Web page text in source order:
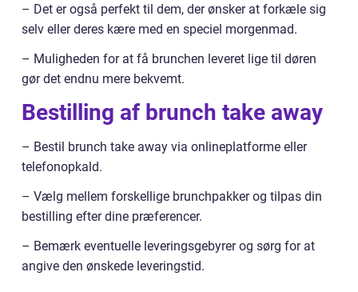
– Det er også perfekt til dem, der ønsker at forkæle sig
selv eller deres kære med en speciel morgenmad.
– Muligheden for at få brunchen leveret lige til døren
gør det endnu mere bekvemt.
Bestilling af brunch take away
– Bestil brunch take away via onlineplatforme eller
telefonopkald.
– Vælg mellem forskellige brunchpakker og tilpas din
bestilling efter dine præferencer.
– Bemærk eventuelle leveringsgebyrer og sørg for at
angive den ønskede leveringstid.